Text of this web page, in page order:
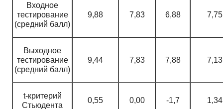
Входное
тестирование
(средний балл)
9,88 7,83 6,88 7,75
Выходное
тестирование
(средний балл)
9,44 7,83 7,88 7,13
t-критерий
Стьюдента
0,55 0,00 -1,7 1,34